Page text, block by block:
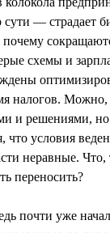
сути — страдает
почему
схемы и
налогов. Можно,
и решениями,
что условия
неравные. Что,
переносить?
уже